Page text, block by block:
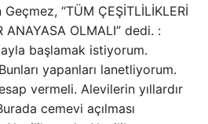
“TÜM ÇEŞİTLİLİKLERİ
ANAYASA OLMALI” dedi. :
başlamak istiyorum.
yapanları lanetliyorum.
vermeli. Alevilerin yıllardır
cemevi açılması